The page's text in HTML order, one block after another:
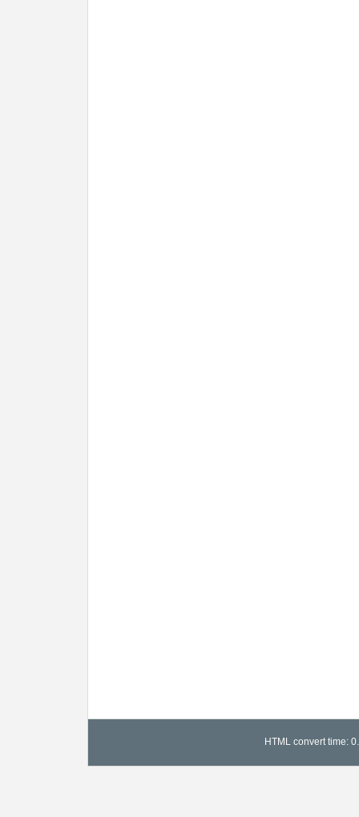
HTML convert time: